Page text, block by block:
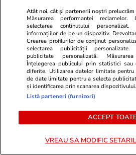
și prea puțină practică
Când criminalul de război
va muri, crimele Rusiei vor
continua
Atât noi, cât și partenerii noștri
Măsurarea performanței reclamelor.
selectarea conținutului
informațiilor de pe un dispozitiv.
Crearea profilurilor de conținut
selectarea publicității
publicitate personalizată.
Înțelegerea publicului prin statistici
diferite. Utilizarea datelor limitate pentru
de date limitate pentru a selecta
și identificarea prin scanarea dispozitivului.
Listă parteneri (furnizori)
ACCEPT TOATE
VREAU SA MODIFIC